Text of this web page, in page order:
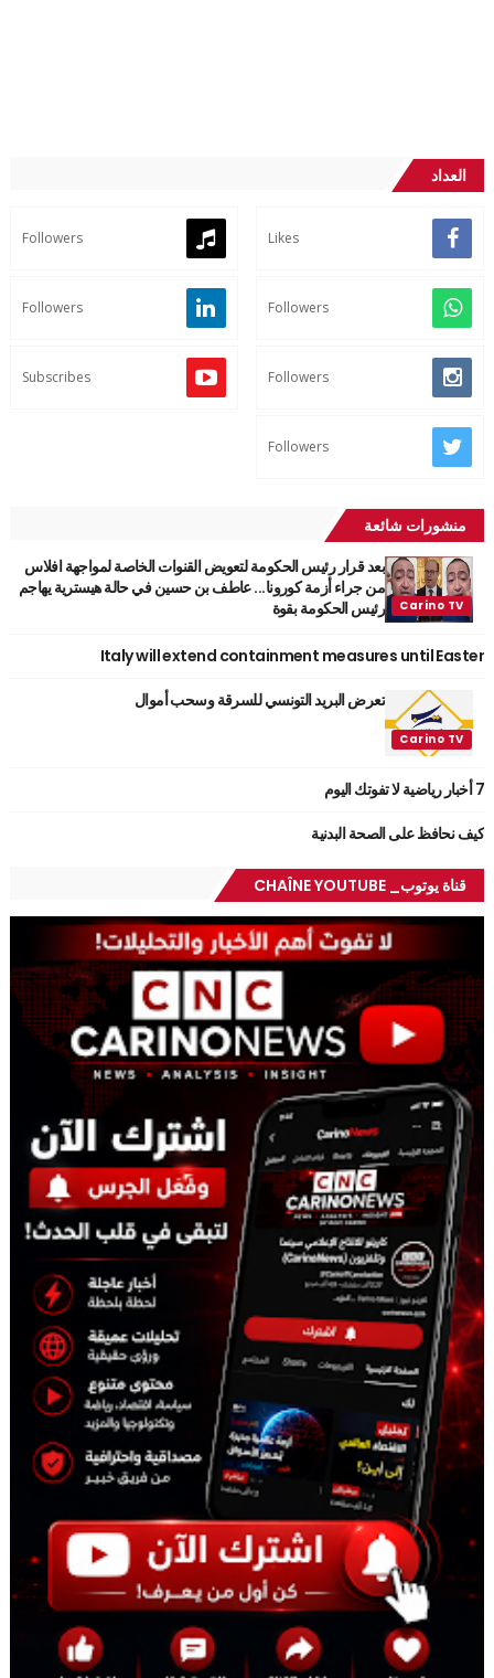
العداد
Likes
Followers
Followers
Followers
Followers
Subscribes
Followers
منشورات شائعة
بعد قرار رئيس الحكومة لتعويض القنوات الخاصة لمواجهة افلاس
من جراء أزمة كورونا... عاطف بن حسين في حالة هيسترية يهاجم
رئيس الحكومة بقوة
Italy will extend containment measures until Easter
تعرض البريد التونسي للسرقة وسحب أموال
7 أخبار رياضية لا تفوتك اليوم
كيف نحافظ على الصحة البدنية
قناة يوتوب_ CHAÎNE YOUTUBE